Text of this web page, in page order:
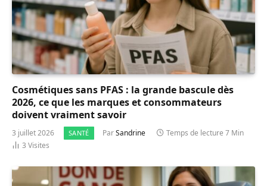
Cosmétiques sans PFAS : la grande bascule dès
2026, ce que les marques et consommateurs
doivent vraiment savoir
3 juillet 2026 SANTÉ ParSandrine
Temps de lecture 7 Min
3 Visites